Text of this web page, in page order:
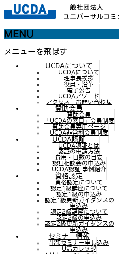
MENU
メニューを飛ばす
UCDAについて
UCDAについて
理事長挨拶
役員・沿革
電子公告
UCDAアワード
アクセス・お問い合わせ
賛助会員
賛助会員
「UCDAの窓口」会員制度
賛助会員専用ページ
UCDA非営利会員制度
UCDA認証
UCDA認証とは
認証の申請方法
費用・日数の目安
認証相談会の申込み
UCDA認証 事例紹介
資格認定
資格認定について
認定1級講座について
認定1級の申込み
認定1級更新ガイダンスの
申込み
認定2級講座について
認定2級の申込み
認定2級更新ガイダンスの
申込み
セミナー情報
出張セミナー申し込み
U活カレッジ